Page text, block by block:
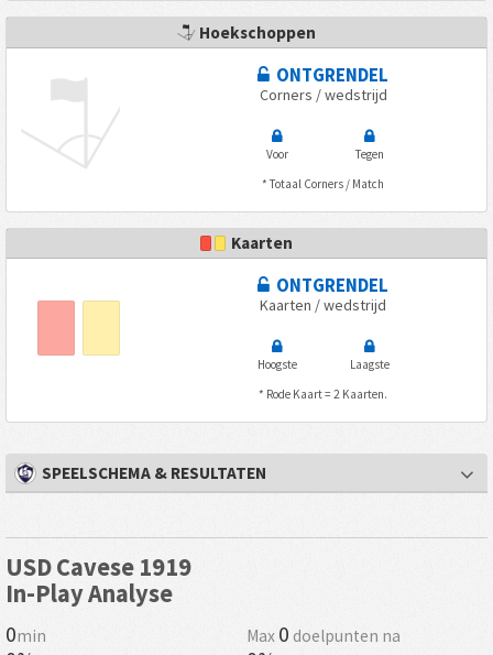
Hoekschoppen
ONTGRENDEL
Corners / wedstrijd
Voor
Tegen
* Totaal Corners / Match
Kaarten
ONTGRENDEL
Kaarten / wedstrijd
Hoogste
Laagste
* Rode Kaart = 2 Kaarten.
SPEELSCHEMA & RESULTATEN
USD Cavese 1919
In-Play Analyse
0min Max 0 doelpunten na